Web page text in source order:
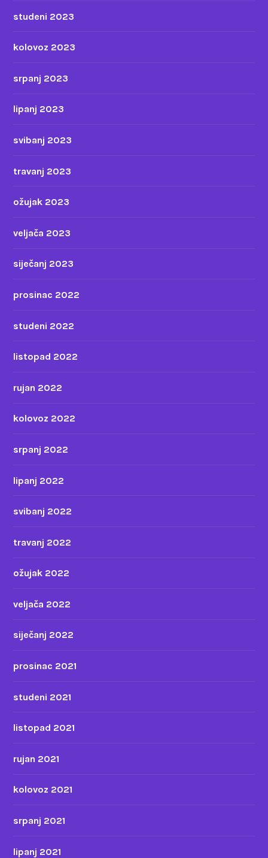
studeni 2023
kolovoz 2023
srpanj 2023
lipanj 2023
svibanj 2023
travanj 2023
ožujak 2023
veljača 2023
siječanj 2023
prosinac 2022
studeni 2022
listopad 2022
rujan 2022
kolovoz 2022
srpanj 2022
lipanj 2022
svibanj 2022
travanj 2022
ožujak 2022
veljača 2022
siječanj 2022
prosinac 2021
studeni 2021
listopad 2021
rujan 2021
kolovoz 2021
srpanj 2021
lipanj 2021